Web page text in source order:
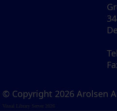
Tel
© Copyright 2026 Arolsen
Visual Library Server 2026